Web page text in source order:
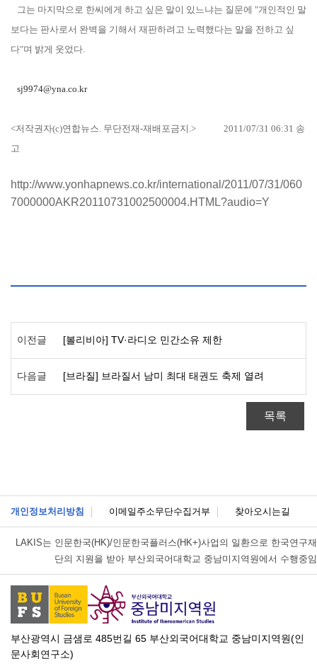
그는 마지막으로 한씨에게 하고 싶은 말이 있느냐는 질문에 "개인적인 말
보다는 판사로서 완벽을 기해서 재판하려고 노력했다는 말을 전하고 싶
다"며 밝게 웃었다.
sj9974@yna.co.kr
<저작권자(c)연합뉴스. 무단전재-재배포금지.> 2011/07/31 06:31 송
고
http://www.yonhapnews.co.kr/international/2011/07/31/060
7000000AKR20110731002500004.HTML?audio=Y
이전글 [볼리비아] TV·라디오 민간소유 제한
다음글 [브라질] 브라질서 남미 최대 태권도 축제 열려
목록
개인정보처리방침 이메일주소무단수집거부 찾아오시는길
LAKIS는 인문한국(HK)/인문한국플러스(HK+)사업의 일환으로 한국연구재
단의 지원을 받아 부산외국어대학교 중남미지역원에서 수행중임
부산광역시 금샘로 485번길 65 부산외국어대학교 중남미지역원(인
문사회연구소)